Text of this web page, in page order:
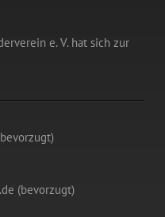
e. V. hat sich zur
(bevorzugt)